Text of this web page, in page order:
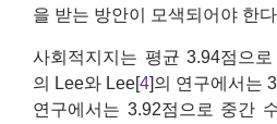
을 받는 방안이 모색되어야 한
사회적지지는 평균 3.94점으
의 Lee와 Lee[4]의 연구에서는
연구에서는 3.92점으로 중간